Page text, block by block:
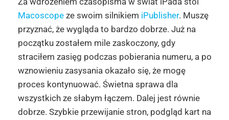
Macoscopeze swoim silnikiem iPublisher. Muszę
przyznać, że wygląda to bardzo dobrze. Już na
początku zostałem mile zaskoczony, gdy
straciłem zasięg podczas pobierania numeru, a po
wznowieniu zasysania okazało się, że mogę
proces kontynuować. Świetna sprawa dla
wszystkich ze słabym łączem. Dalej jest równie
dobrze. Szybkie przewijanie stron, podgląd kart na